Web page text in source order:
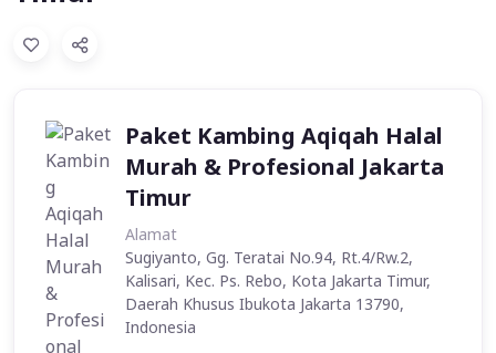
Paket Kambing Aqiqah Halal
Murah & Profesional Jakarta
Timur
Alamat
Sugiyanto, Gg. Teratai No.94, Rt.4/Rw.2,
Kalisari, Kec. Ps. Rebo, Kota Jakarta Timur,
Daerah Khusus Ibukota Jakarta 13790,
Indonesia